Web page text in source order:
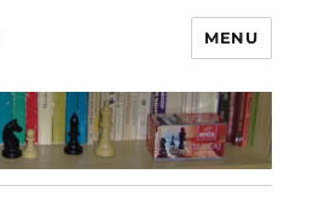
MENU